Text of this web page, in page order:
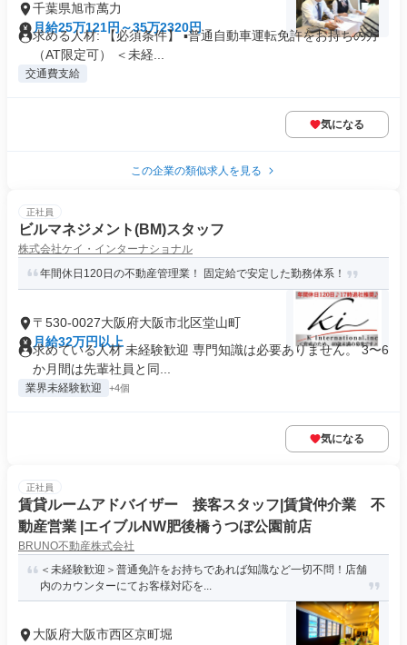
千葉県旭市萬力
月給25万121円～35万2320円
求める人材: 【必須条件】 ▪普通自動車運転免許をお持ちの方
（AT限定可） ＜未経...
交通費支給
気になる
この企業の類似求人を見る
正社員
ビルマネジメント(BM)スタッフ
株式会社ケイ・インターナショナル
年間休日120日の不動産管理業！ 固定給で安定した勤務体系！
〒530-0027大阪府大阪市北区堂山町
月給32万円以上
求めている人材 未経験歓迎 専門知識は必要ありません。 3〜6
か月間は先輩社員と同...
業界未経験歓迎 +4個
気になる
正社員
賃貸ルームアドバイザー 接客スタッフ|賃貸仲介業 不
動産営業 |エイブルNW肥後橋うつぼ公園前店
BRUNO不動産株式会社
＜未経験歓迎＞普通免許をお持ちであれば知識など一切不問！店舗
内のカウンターにてお客様対応を...
大阪府大阪市西区京町堀